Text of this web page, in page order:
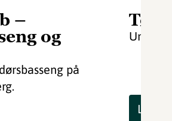
–
og
på
Unikt
Les